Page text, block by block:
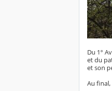
Du 1°
et du
et son
Au